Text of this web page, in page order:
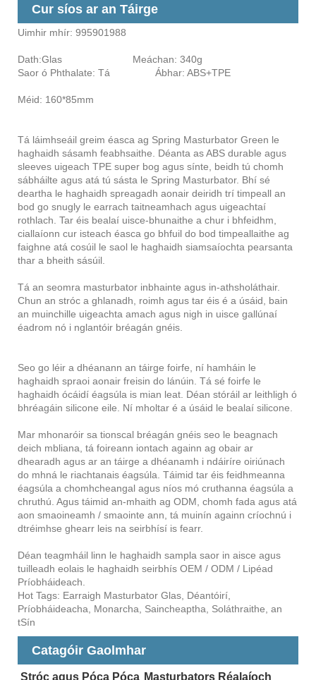
Cur síos ar an Táirge
Uimhir mhír: 995901988
Dath:Glas Meáchan: 340g
Saor ó Phthalate: Tá Ábhar: ABS+TPE
Méid: 160*85mm
Tá láimhseáil greim éasca ag Spring Masturbator Green le
haghaidh sásamh feabhsaithe. Déanta as ABS durable agus
sleeves uigeach TPE super bog agus sínte, beidh tú chomh
sábháilte agus atá tú sásta le Spring Masturbator. Bhí sé
deartha le haghaidh spreagadh aonair deiridh trí timpeall an
bod go snugly le earrach taitneamhach agus uigeachtaí
rothlach. Tar éis bealaí uisce-bhunaithe a chur i bhfeidhm,
ciallaíonn cur isteach éasca go bhfuil do bod timpeallaithe ag
faighne atá cosúil le saol le haghaidh siamsaíochta pearsanta
thar a bheith sásúil.
Tá an seomra masturbator inbhainte agus in-athsholáthair.
Chun an stróc a ghlanadh, roimh agus tar éis é a úsáid, bain
an muinchille uigeachta amach agus nigh in uisce gallúnaí
éadrom nó i nglantóir bréagán gnéis.
Seo go léir a dhéanann an táirge foirfe, ní hamháin le
haghaidh spraoi aonair freisin do lánúin. Tá sé foirfe le
haghaidh ócáidí éagsúla is mian leat. Déan stóráil ar leithligh ó
bhréagáin silicone eile. Ní mholtar é a úsáid le bealaí silicone.
Mar mhonaróir sa tionscal bréagán gnéis seo le beagnach
deich mbliana, tá foireann iontach againn ag obair ar
dhearadh agus ar an táirge a dhéanamh i ndáiríre oiriúnach
do mhná le riachtanais éagsúla. Táimid tar éis feidhmeanna
éagsúla a chomhcheangal agus níos mó cruthanna éagsúla a
chruthú. Agus táimid an-mhaith ag ODM, chomh fada agus atá
aon smaoineamh / smaointe ann, tá muinín againn críochnú i
dtréimhse ghearr leis na seirbhísí is fearr.
Déan teagmháil linn le haghaidh sampla saor in aisce agus
tuilleadh eolais le haghaidh seirbhís OEM / ODM / Lipéad
Príobháideach.
Hot Tags: Earraigh Masturbator Glas, Déantóirí,
Príobháideacha, Monarcha, Saincheaptha, Soláthraithe, an
tSín
Catagóir Gaolmhar
Stróc agus Póca Póca Masturbators Réalaíoch